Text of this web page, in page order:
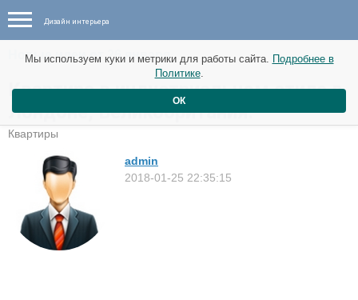
Дизайн интерьера
Новые идеи от 26 января
Квартира в индустриальном стиле в
Лондоне, Великобритания.
Квартиры
admin
2018-01-25 22:35:15
Мы используем куки и метрики для работы сайта. Подробнее в
Политике.
ОК